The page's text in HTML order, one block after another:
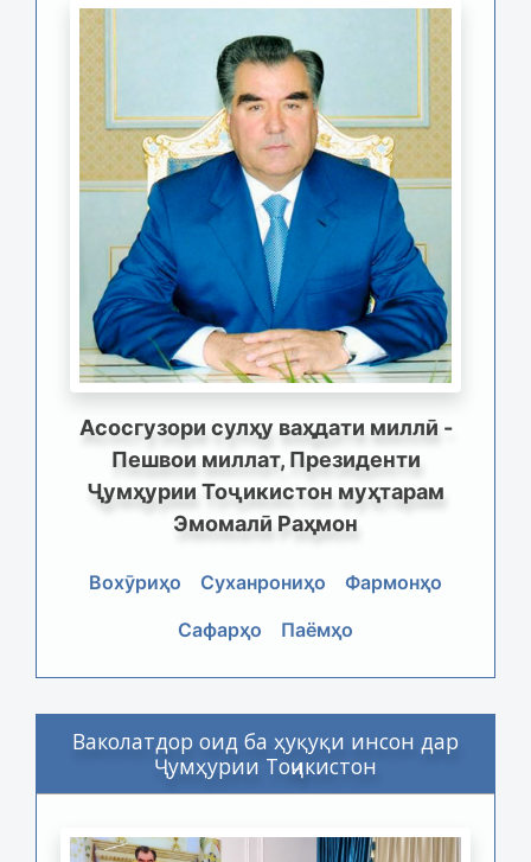
Асосгузори сулҳу ваҳдати миллӣ -
Пешвои миллат, Президенти
Ҷумҳурии Тоҷикистон муҳтарам
Эмомалӣ Раҳмон
Вохӯриҳо Суханрониҳо
Фармонҳо
Сафарҳо
Паёмҳо
Ваколатдор оид ба ҳуқуқи инсон дар
Ҷумҳурии Тоҷикистон